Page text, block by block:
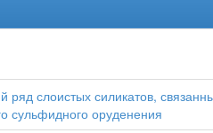
ряд слоистых силикатов,
сульфидного оруденения